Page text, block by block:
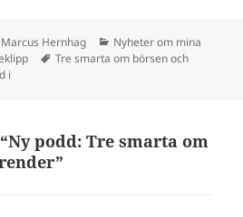
Författare
Marcus Hernhag Kategorier
Nyheter om mina
Taggar
Tre smarta om börsen och
i
podd: Tre smarta om